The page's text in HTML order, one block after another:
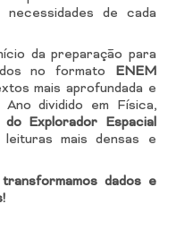
necessidades de cada
da preparação para
no formato ENEM
mais aprofundada e
dividido em Física,
do Explorador Espacial
mais densas e
dados e